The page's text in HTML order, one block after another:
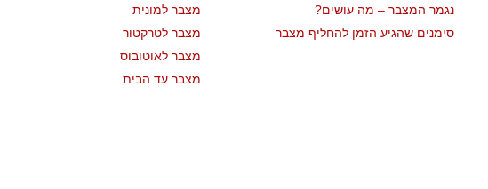
נגמר המצבר – מה עושים?
סימנים שהגיע הזמן להחליף מצבר
מצבר למונית
מצבר לטרקטור
מצבר לאוטובוס
מצבר עד הבית